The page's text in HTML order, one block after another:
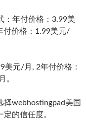
：年付价格：3.99美
付价格：1.99美元/
美元/月, 2年付价格：
。
择webhostingpad美国
的信任度。